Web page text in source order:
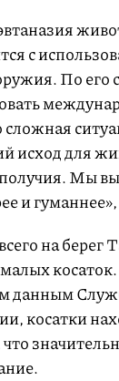
с
По его
сложная
исход для
Мы
и
на берег
данным
косатки
что